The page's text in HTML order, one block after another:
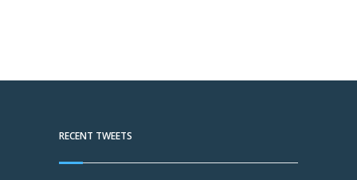
RECENT TWEETS